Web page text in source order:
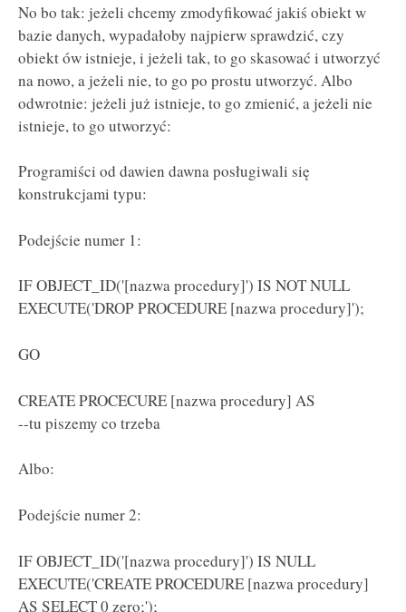
No bo tak: jeżeli chcemy zmodyfikować jakiś obiekt w
bazie danych, wypadałoby najpierw sprawdzić, czy
obiekt ów istnieje, i jeżeli tak, to go skasować i utworzyć
na nowo, a jeżeli nie, to go po prostu utworzyć. Albo
odwrotnie: jeżeli już istnieje, to go zmienić, a jeżeli nie
istnieje, to go utworzyć:
Programiści od dawien dawna posługiwali się
konstrukcjami typu:
Podejście numer 1:
IF OBJECT_ID('[nazwa procedury]') IS NOT NULL
EXECUTE('DROP PROCEDURE [nazwa procedury]');
GO
CREATE PROCECURE [nazwa procedury] AS
--tu piszemy co trzeba
Albo:
Podejście numer 2:
IF OBJECT_ID('[nazwa procedury]') IS NULL
EXECUTE('CREATE PROCEDURE [nazwa procedury]
AS SELECT 0 zero;');